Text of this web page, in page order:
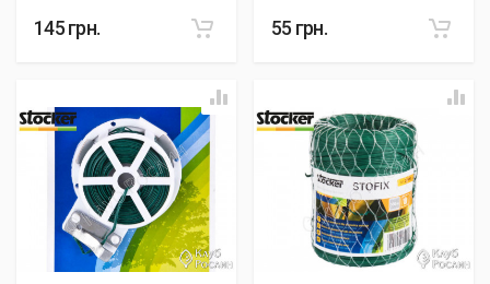
145грн. 55 грн.